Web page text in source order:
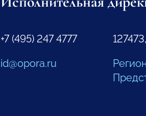
+7 (495) 247 4777
id@opora.ru